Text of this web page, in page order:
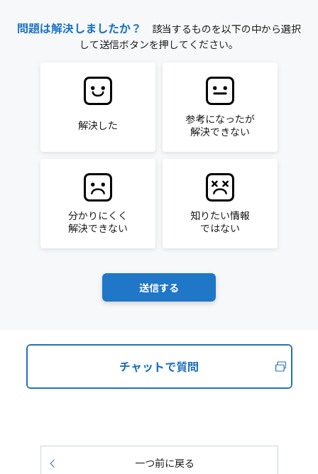
問題は解決しましたか？
該当するものを以下の中から選択
して送信ボタンを押してください。
解決した
参考になったが
解決できない
分かりにくく
解決できない
知りたい情報
ではない
チャットで質問
一つ前に戻る